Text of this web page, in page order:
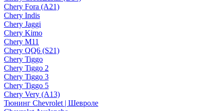
Chery Fora (A21)
Chery Indis
Chery Jaggi
Chery Kimo
Chery M11
Chery QQ6 (S21)
Chery Tiggo
Chery Tiggo 2
Chery Tiggo 3
Chery Tiggo 5
Chery Very (A13)
Тюнинг Chevrolet | Шевроле